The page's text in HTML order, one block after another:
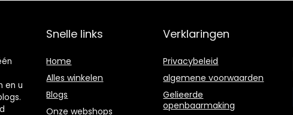
en u
Snelle links
Home
Alles winkelen
Blogs
Onze webshops
Verklaringen
Privacybeleid
algemene voorwaarden
Gelieerde
openbaarmaking